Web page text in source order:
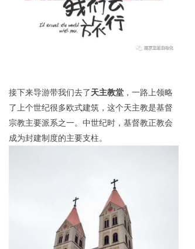
接下来导游带我们去了 天主教堂 ，一路上领略
了上个世纪很多欧式建筑，这个天主教是基督
宗教主要派系之一。中世纪时，基督教正教会
成为封建制度的主要支柱。